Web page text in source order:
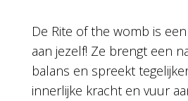
De Rite of the womb is
aan jezelf! Ze brengt een
balans en spreekt
innerlijke kracht en vuur